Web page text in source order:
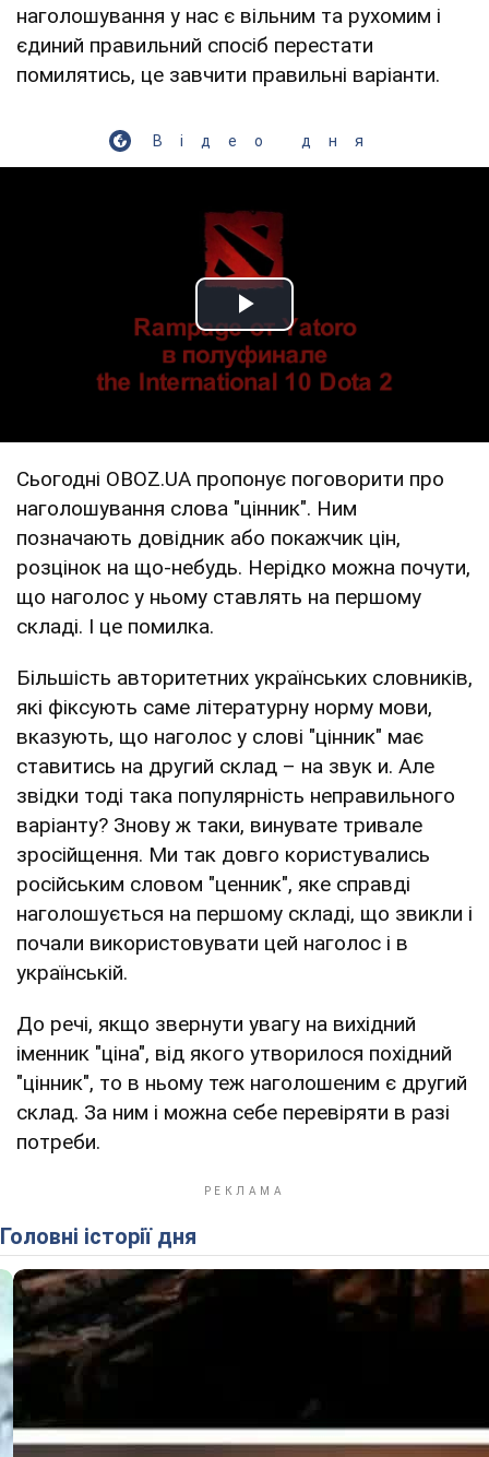
наголошування у нас є вільним та рухомим і
єдиний правильний спосіб перестати
помилятись, це завчити правильні варіанти.
Відео дня
Play Video
Сьогодні OBOZ.UA пропонує поговорити про
наголошування слова "цінник". Ним
позначають довідник або покажчик цін,
розцінок на що-небудь. Нерідко можна почути,
що наголос у ньому ставлять на першому
складі. І це помилка.
Більшість авторитетних українських словників,
які фіксують саме літературну норму мови,
вказують, що наголос у слові "цінник" має
ставитись на другий склад – на звук и. Але
звідки тоді така популярність неправильного
варіанту? Знову ж таки, винувате тривале
зросійщення. Ми так довго користувались
російським словом "ценник", яке справді
наголошується на першому складі, що звикли і
почали використовувати цей наголос і в
українській.
До речі, якщо звернути увагу на вихідний
іменник "ціна", від якого утворилося похідний
"цінник", то в ньому теж наголошеним є другий
склад. За ним і можна себе перевіряти в разі
потреби.
Головні історії дня